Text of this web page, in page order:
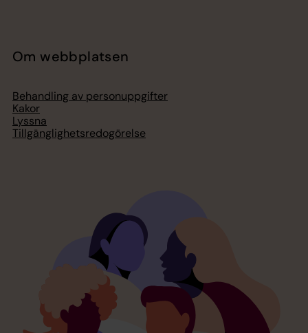
Om webbplatsen
Behandling av personuppgifter
Kakor
Lyssna
Tillgänglighetsredogörelse